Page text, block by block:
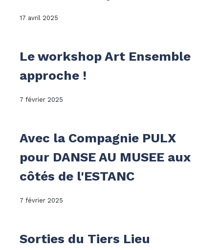
17 avril 2025
Le workshop Art Ensemble
approche !
7 février 2025
Avec la Compagnie PULX
pour DANSE AU MUSEE aux
côtés de l'ESTANC
7 février 2025
Sorties du Tiers Lieu